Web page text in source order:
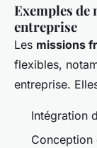
Exemples de
entreprise
Les missions
flexibles,
entreprise.
Intégration
Conception